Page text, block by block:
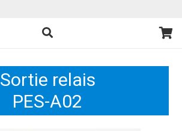
Sortie relais
PES-A02